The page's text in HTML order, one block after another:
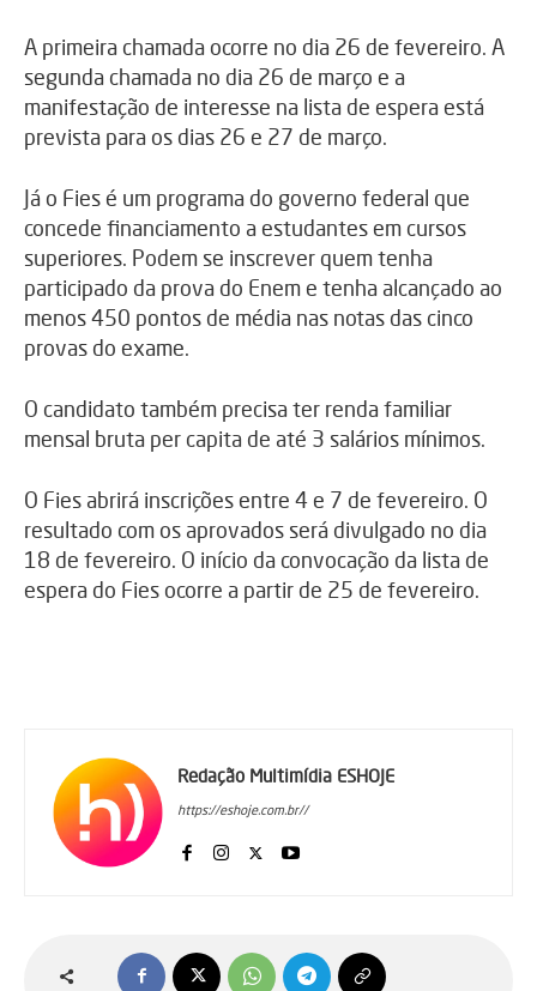
A primeira chamada ocorre no dia 26 de fevereiro. A
segunda chamada no dia 26 de março e a
manifestação de interesse na lista de espera está
prevista para os dias 26 e 27 de março.
Já o Fies é um programa do governo federal que
concede financiamento a estudantes em cursos
superiores. Podem se inscrever quem tenha
participado da prova do Enem e tenha alcançado ao
menos 450 pontos de média nas notas das cinco
provas do exame.
O candidato também precisa ter renda familiar
mensal bruta per capita de até 3 salários mínimos.
O Fies abrirá inscrições entre 4 e 7 de fevereiro. O
resultado com os aprovados será divulgado no dia
18 de fevereiro. O início da convocação da lista de
espera do Fies ocorre a partir de 25 de fevereiro.
Redação Multimídia ESHOJE
https://eshoje.com.br//